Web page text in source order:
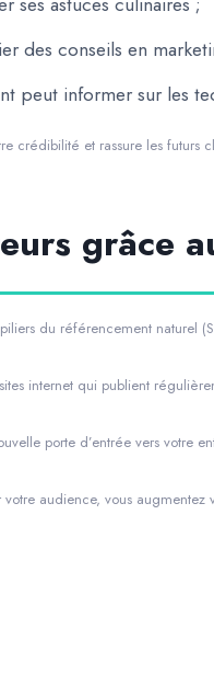
des conseils en
peut informer sur les
crédibilité et rassure les futurs
grâce
du référencement naturel
internet qui publient
porte d’entrée vers votre
audience, vous